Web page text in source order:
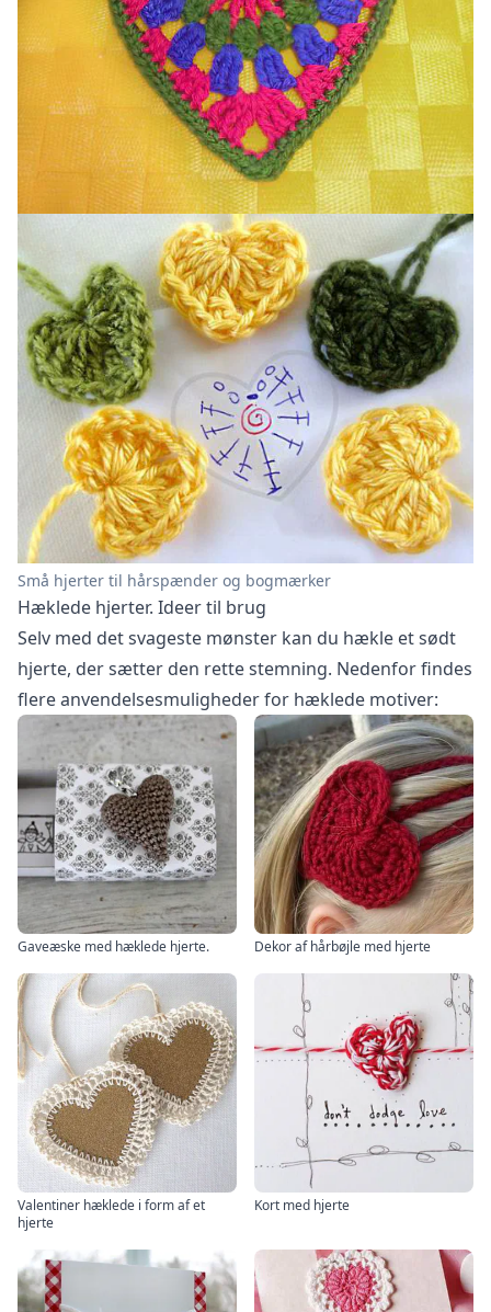
Små hjerter til hårspænder og bogmærker
Hæklede hjerter. Ideer til brug
Selv med det svageste mønster kan du hækle et sødt
hjerte, der sætter den rette stemning. Nedenfor findes
flere anvendelsesmuligheder for hæklede motiver:
Gaveæske med hæklede hjerte. Dekor af hårbøjle med hjerte
Valentiner hæklede i form af et
hjerte
Kort med hjerte